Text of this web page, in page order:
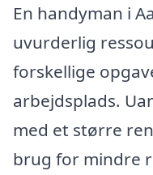
En handyman i
uvurderlig
forskellige
arbejdsplads.
med et større
brug for mindre